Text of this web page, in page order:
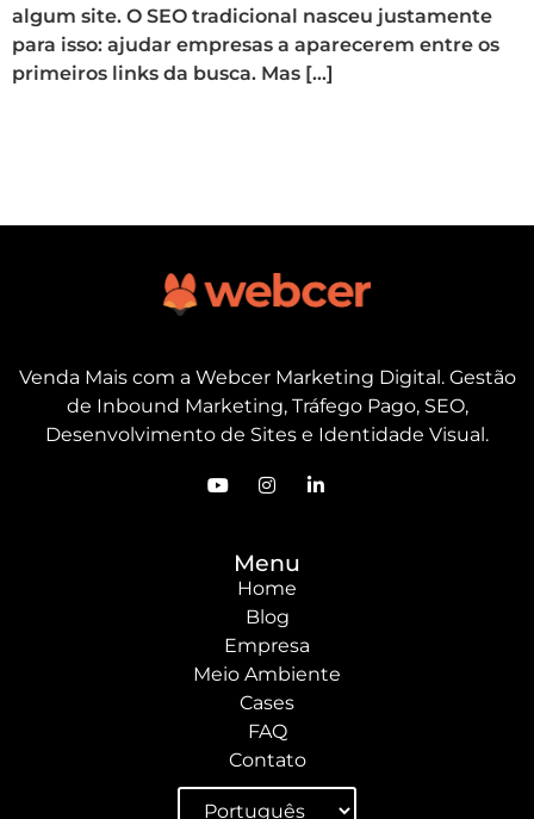
algum site. O SEO tradicional nasceu justamente
para isso: ajudar empresas a aparecerem entre os
primeiros links da busca. Mas […]
Venda Mais com a Webcer Marketing Digital. Gestão
de Inbound Marketing, Tráfego Pago, SEO,
Desenvolvimento de Sites e Identidade Visual.
Menu
Home
Blog
Empresa
Meio Ambiente
Cases
FAQ
Contato